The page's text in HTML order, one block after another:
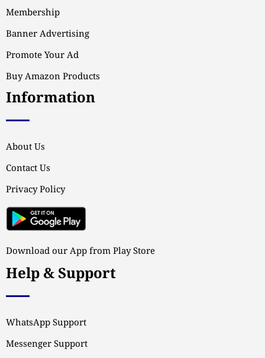
Membership
Banner Advertising
Promote Your Ad
Buy Amazon Products
Information
About Us
Contact Us
Privacy Policy
Download our App from Play Store
Help & Support
WhatsApp Support
Messenger Support